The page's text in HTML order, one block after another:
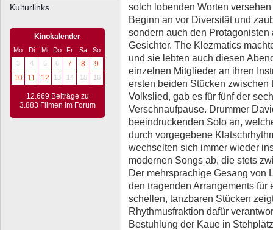
Kulturlinks.
Kinokalender
Mo Di Mi Do Fr Sa
So
3
4 5 6 7 8
9
10
11 12 13 14 15 16
12.669 Beiträge zu
3.883 Filmen im Forum
solch lobenden Worten
Beginn an vor Diversität und
sondern auch den
Gesichter. The Klezmatics
und sie lebten auch diesen
einzelnen Mitglieder an ihren
ersten beiden Stücken
Volkslied, gab es für fünf der
Verschnaufpause. Drummer
beeindruckenden Solo an,
durch vorgegebene
wechselten sich immer wieder
modernen Songs ab, die stets
Der mehrsprachige Gesang von
den tragenden Arrangements
schellen, tanzbaren Stücken
Rhythmusfraktion dafür
Bestuhlung der Kaue in